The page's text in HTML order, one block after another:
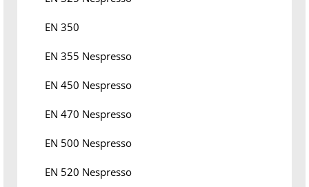
EN 350
EN 355 Nespresso
EN 450 Nespresso
EN 470 Nespresso
EN 500 Nespresso
EN 520 Nespresso